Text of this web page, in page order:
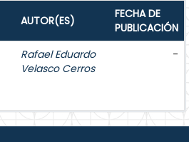
AUTOR(ES)
FECHA DE
PUBLICACIÓN
Rafael Eduardo
Velasco Cerros
-